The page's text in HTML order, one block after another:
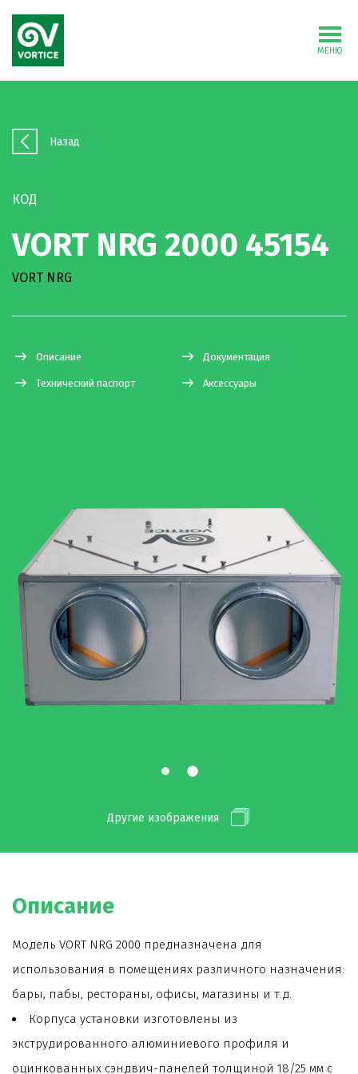
МЕНЮ
Назад
КОД
VORT NRG 2000 45154
VORT NRG
Описание Документация
Технический паспорт Аксессуары
Другие изображения
Описание
Модель VORT NRG 2000 предназначена для
использования в помещениях различного назначения:
бары, пабы, рестораны, офисы, магазины и т.д.
Корпуса установки изготовлены из
экструдированного алюминиевого профиля и
оцинкованных сэндвич-панелей толщиной 18/25 мм с